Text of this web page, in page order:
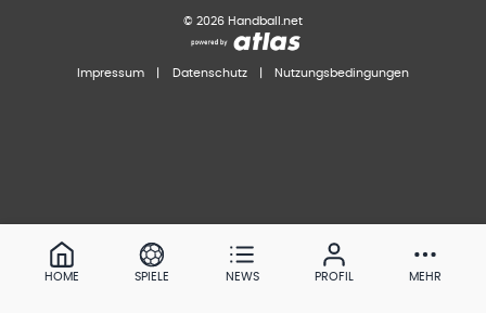
© 2026 Handball.net
Impressum Datenschutz Nutzungsbedingungen
HOME SPIELE NEWS PROFIL MEHR